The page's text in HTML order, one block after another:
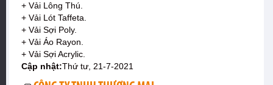
+ Vải Lông Thú.
+ Vải Lót Taffeta.
+ Vải Sợi Poly.
+ Vải Áo Rayon.
+ Vải Sợi Acrylic.
Cập nhật:Thứ tư, 21-7-2021